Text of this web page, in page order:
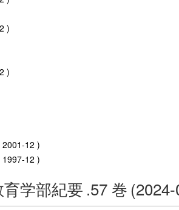
)
)
12 )
12 )
学部紀要 .57 巻